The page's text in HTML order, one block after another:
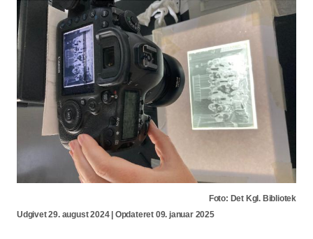
Foto: Det Kgl. Bibliotek
Udgivet 29. august 2024 | Opdateret 09. januar 2025